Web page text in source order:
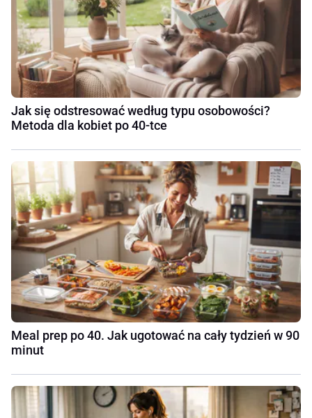
Jak się odstresować według typu osobowości?
Metoda dla kobiet po 40-tce
Meal prep po 40. Jak ugotować na cały tydzień w 90
minut